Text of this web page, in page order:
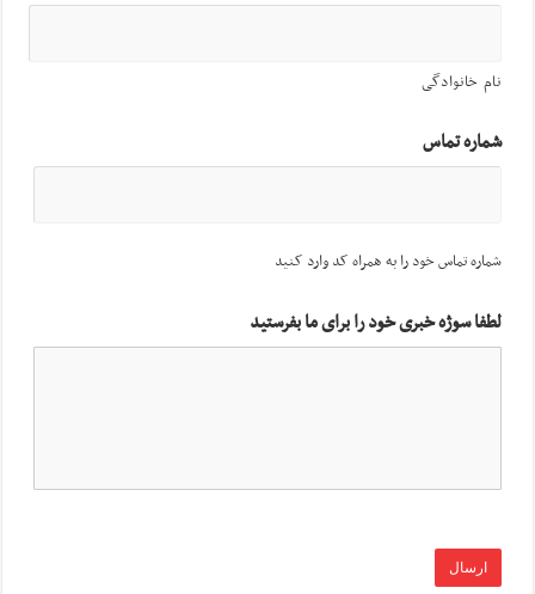
نام خانوادگی
شماره تماس
شماره تماس خود را به همراه کد وارد کنید
لطفا سوژه خبری خود را برای ما بفرستید